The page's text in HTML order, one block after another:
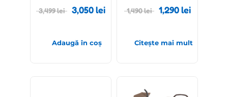
3,499lei 3,050lei
Adaugă în coș
1,490lei 1,290lei
Citește mai mult